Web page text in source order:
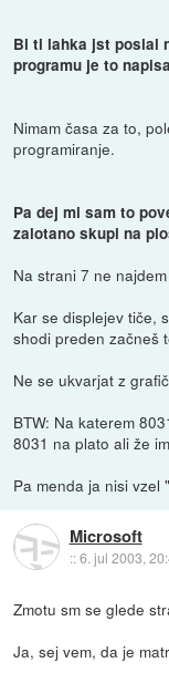
Bi ti lahka jst poslal
programu je to
Nimam časa za to,
programiranje.
Pa dej mi sam to
zalotano skupi na
Na strani 7 ne
Kar se displejev tiče,
shodi preden začneš
Ne se ukvarjat z
BTW: Na katerem
8031 na plato ali že
Pa menda ja nisi vzel
Microsoft
::6. jul 2003,
Zmotu sm se glede
Ja, sej vem, da je